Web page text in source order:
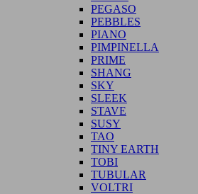
PEGASO
PEBBLES
PIANO
PIMPINELLA
PRIME
SHANG
SKY
SLEEK
STAVE
SUSY
TAO
TINY EARTH
TOBI
TUBULAR
VOLTRI